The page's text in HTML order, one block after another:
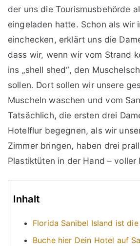
der uns die Tourismusbehörde
eingeladen hatte. Schon als wir
einchecken, erklärt uns die
dass wir, wenn wir vom Strand
ins „shell shed“, den
sollen. Dort sollen wir unsere
Muscheln waschen und vom
Tatsächlich, die ersten drei
Hotelflur begegnen, als wir
Zimmer bringen, haben drei
Plastiktüten in der Hand – voller
Inhalt
Florida Sanibel Island ist
Buche hier Dein Hotel auf